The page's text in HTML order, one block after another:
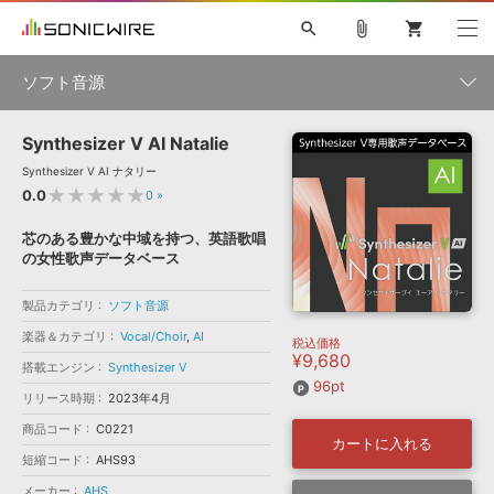
ソフト音源 »
プラグイン・エフェクト »
サンプルパック »
ソフトウェア／ツール »
DAW »
キャンペーン »
特集 »
ニュースレター »
SONICWIREブログ »
製品サポート情報 »
DTMガイド »
FAQ »
音楽カード
search
初音ミク NT 鏡音リン・レン V4X 巡音ルカ V4X
MEIKO V3
KAITO V3
VOCALOID TOONTRACK
SPITFIRE AUDIO
VIENNA
EZ DRUMMER 3
ライセンスフリーBGM
サンプルパックを試そう
ボーカル抜き出し
DUBSTEP
ELECTRONICA
EDM MUTANT
ROUTER.FM
SONOCA
ソフト音源 プラグイン・エフェクト
ソフトウェア／ツール DAW 効果音
attach_file shopping_cart
ソフト音源
製品一覧
楽器＆カテゴリ
メーカー
エンジン
ランキング
Synthesizer V AI Natalie
Synthesizer V AI ナタリー
0.0★★★★★0 »
芯のある豊かな中域を持つ、英語歌唱
の女性歌声データベース
製品カテゴリ
ソフト音源
楽器＆カテゴリ
Vocal/Choir, AI
搭載エンジン
Synthesizer V
リリース時期
2023年4月
商品コード
C0221
短縮コード
AHS93
メーカー
AHS
税込価格
¥9,680
96pt
カートに入れる